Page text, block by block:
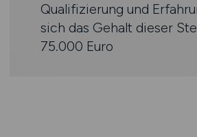
Qualifizierung und
sich das Gehalt dieser
75.000 Euro